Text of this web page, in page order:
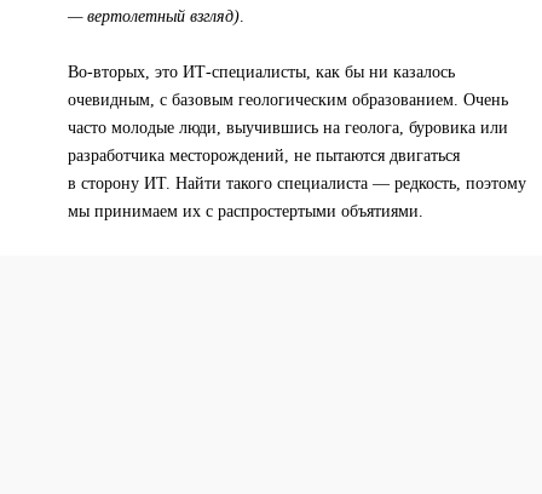
— вертолетный взгляд).
Во-вторых, это ИТ-специалисты, как бы ни казалось
очевидным, с базовым геологическим образованием. Очень
часто молодые люди, выучившись на геолога, буровика или
разработчика месторождений, не пытаются двигаться
в сторону ИТ. Найти такого специалиста — редкость, поэтому
мы принимаем их с распростертыми объятиями.